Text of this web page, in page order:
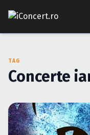
FESTIVALURI
ŞTIRI
TAG
Concerte